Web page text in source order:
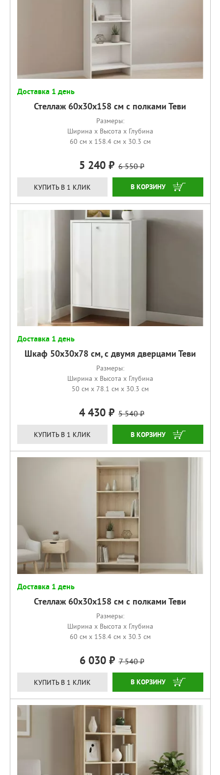
Доставка 1 день
Стеллаж 60х30х158 см с полками Теви
Размеры:
Ширина x Высота x Глубина
60 см x 158.4 см x 30.3 см
5 240 6 550
КУПИТЬ В 1 КЛИК КУПИТЬ
Доставка 1 день
Шкаф 50х30х78 см, с двумя дверцами Теви
Размеры:
Ширина x Высота x Глубина
50 см x 78.1 см x 30.3 см
4 430 5 540
КУПИТЬ В 1 КЛИК КУПИТЬ
Доставка 1 день
Стеллаж 60х30х158 см с полками Теви
Размеры:
Ширина x Высота x Глубина
60 см x 158.4 см x 30.3 см
6 030 7 540
КУПИТЬ В 1 КЛИК КУПИТЬ